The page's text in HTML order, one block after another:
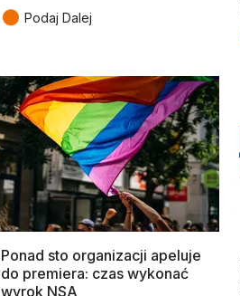
● Podaj Dalej
Ponad sto organizacji apeluje
do premiera: czas wykonać
wyrok NSA